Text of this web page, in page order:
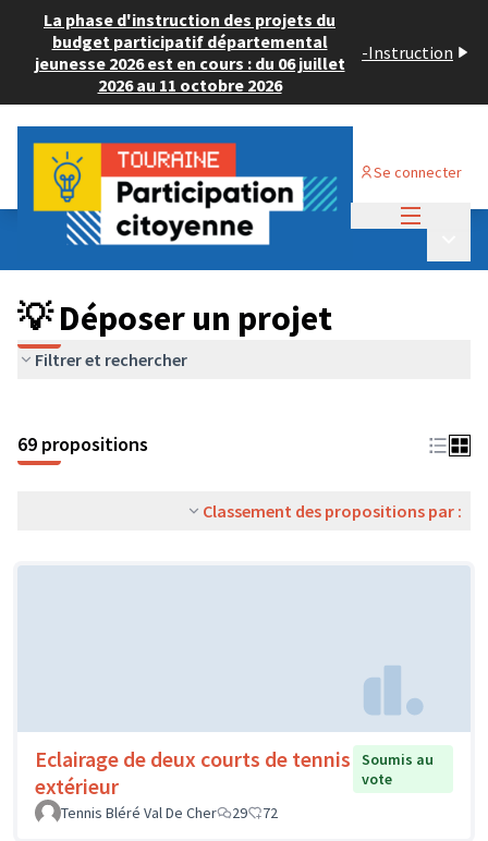
La phase d'instruction des projets du
budget participatif départemental
jeunesse 2026 est en cours : du 06 juillet
2026 au 11 octobre 2026
-Instruction
Se connecter
Budget Participatif ADULTE 2024
💡 Déposer un projet
💡 Déposer un projet
Filtrer et rechercher
69 propositions
Classement des propositions par :
Eclairage de deux courts de tennis
extérieur
Soumis au
vote
Tennis Bléré Val De Cher
29 72